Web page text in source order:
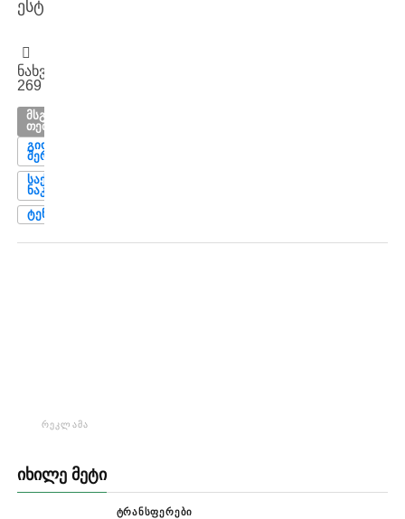
ესტუმრება.
ნახვები:
269
ᲛᲡᲒᲐᲕᲡᲘ
ᲗᲔᲛᲔᲑᲘ
ᲒᲘᲝᲠᲒᲘ
ᲨᲔᲠᲛᲐᲓᲘᲜᲘ
ᲡᲐᲥᲐᲠᲗᲕᲔᲚᲝᲡ
ᲜᲐᲙᲠᲔᲑᲘ
ᲢᲔᲜᲔᲠᲘᲤᲔ
ᲠᲔᲙᲚᲐᲛᲐ
ᲘᲮᲘᲚᲔ ᲛᲔᲢᲘ
ᲢᲠᲐᲜᲡᲤᲔᲠᲔᲑᲘ